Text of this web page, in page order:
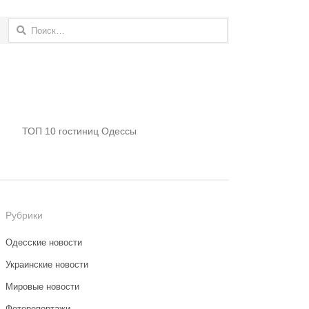
Найти:
ТОП 10 гостиниц Одессы
Рубрики
Одесские новости
Украинские новости
Мировые новости